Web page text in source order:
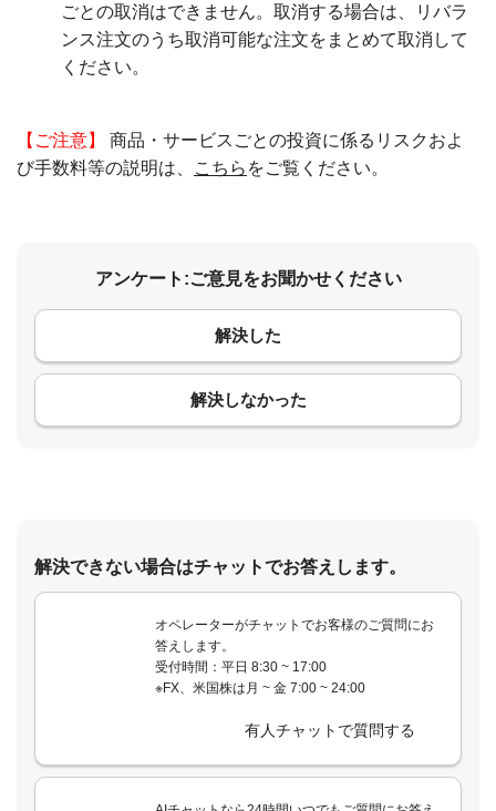
ごとの取消はできません。取消する場合は、リバラ
ンス注文のうち取消可能な注文をまとめて取消して
ください。
【ご注意】
商品・サービスごとの投資に係るリスクおよ
び手数料等の説明は、
こちら をご覧ください。
アンケート:ご意見をお聞かせください
解決した
解決しなかった
コメント
解決できない場合はチャットでお答えします。
オペレーターがチャットでお客様のご質問にお
答えします。
受付時間：平日 8:30 ~ 17:00
※FX、米国株は月 ~ 金 7:00 ~ 24:00
有人チャットで質問する